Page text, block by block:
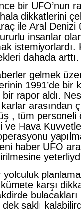
bir UFO’nun
dikkatlerini
ile Aral Denizi
insanlar
istemiyorlardı.
dahada arttı.
gelmek
1991’de bir
bir rapor aldı.
arasından
, tüm personeli
ve Hava
haber UFO
karşı
bulacakları
saklı